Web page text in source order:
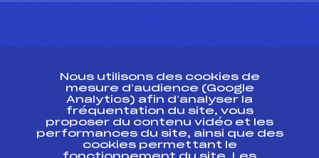
ESPACE PRESSE
Ressources
Pass’Neige
Projet sportif fédéral
Nous utilisons des cookies de
mesure d’audience (Google
Analytics) afin d’analyser la
fréquentation du site, vous
proposer du contenu vidéo et les
performances du site, ainsi que des
cookies permettant le